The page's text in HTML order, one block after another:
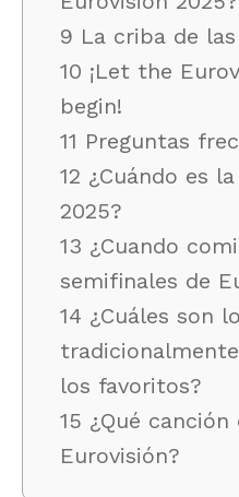
9 La criba de
10 ¡Let the
begin!
11 Preguntas
12 ¿Cuándo es
2025?
13 ¿Cuando
semifinales de
14 ¿Cuáles son
los favoritos?
15 ¿Qué
Eurovisión?